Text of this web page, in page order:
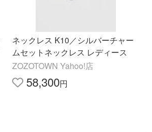
ネックレス K10／シルバーチャー
ムセットネックレス レディース
ZOZOTOWN Yahoo!店
58,300円